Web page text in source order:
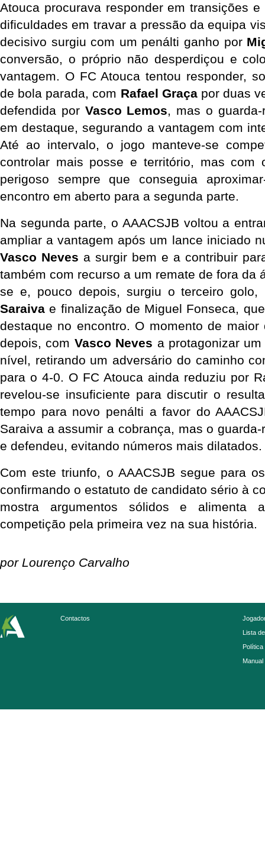
Atouca procurava responder em transições
dificuldades em travar a pressão da equipa
decisivo surgiu com um penálti ganho por
conversão, o próprio não desperdiçou e
vantagem. O FC Atouca tentou responder,
de bola parada, com Rafael Graça por duas
defendida por Vasco Lemos, mas o
em destaque, segurando a vantagem com
Até ao intervalo, o jogo manteve-se
controlar mais posse e território, mas com
perigoso sempre que conseguia
encontro em aberto para a segunda parte.
Na segunda parte, o AAACSJB voltou a
Vasco Neves a surgir bem e a contribuir
também com recurso a um remate de fora da
se e, pouco depois, surgiu o terceiro
Saraiva e finalização de Miguel Fonseca,
destaque no encontro. O momento de maior
depois, com Vasco Neves a protagonizar
nível, retirando um adversário do caminho
para o 4-0. O FC Atouca ainda reduziu por
revelou-se insuficiente para discutir o
tempo para novo penálti a favor do
Saraiva a assumir a cobrança, mas o
e defendeu, evitando números mais dilatados.
Com este triunfo, o AAACSJB segue para
confirmando o estatuto de candidato sério à
mostra argumentos sólidos e alimenta
competição pela primeira vez na sua história.
por Lourenço Carvalho
Contactos
Lista
Política